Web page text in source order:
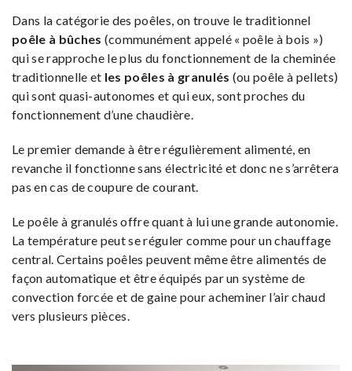
Dans la catégorie des poêles, on trouve le traditionnel
poêle à bûches (communément appelé « poêle à bois »)
qui se rapproche le plus du fonctionnement de la cheminée
traditionnelle et les poêles à granulés (ou poêle à pellets)
qui sont quasi-autonomes et qui eux, sont proches du
fonctionnement d’une chaudière.
Le premier demande à être régulièrement alimenté, en
revanche il fonctionne sans électricité et donc ne s’arrêtera
pas en cas de coupure de courant.
Le poêle à granulés offre quant à lui une grande autonomie.
La température peut se réguler comme pour un chauffage
central. Certains poêles peuvent même être alimentés de
façon automatique et être équipés par un système de
convection forcée et de gaine pour acheminer l’air chaud
vers plusieurs pièces.